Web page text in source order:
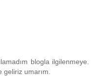
blogla ilgilenmeye.
geliriz umarım.